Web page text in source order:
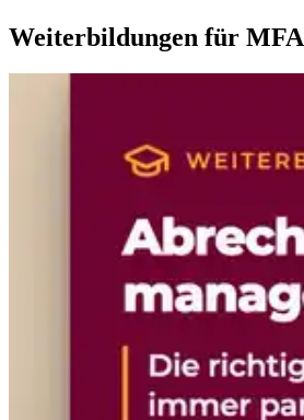
Weiterbildungen für MFA